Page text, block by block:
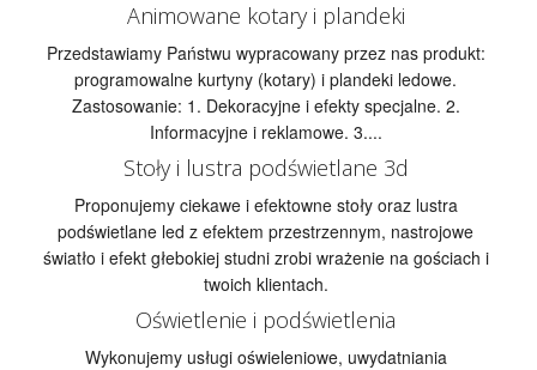
Animowane kotary i plandeki
Przedstawiamy Państwu wypracowany przez nas produkt:
programowalne kurtyny (kotary) i plandeki ledowe.
Zastosowanie: 1. Dekoracyjne i efekty specjalne. 2.
Informacyjne i reklamowe. 3....
Stoły i lustra podświetlane 3d
Proponujemy ciekawe i efektowne stoły oraz lustra
podświetlane led z efektem przestrzennym, nastrojowe
światło i efekt głebokiej studni zrobi wrażenie na gościach i
twoich klientach.
Oświetlenie i podświetlenia
Wykonujemy usługi oświeleniowe, uwydatniania